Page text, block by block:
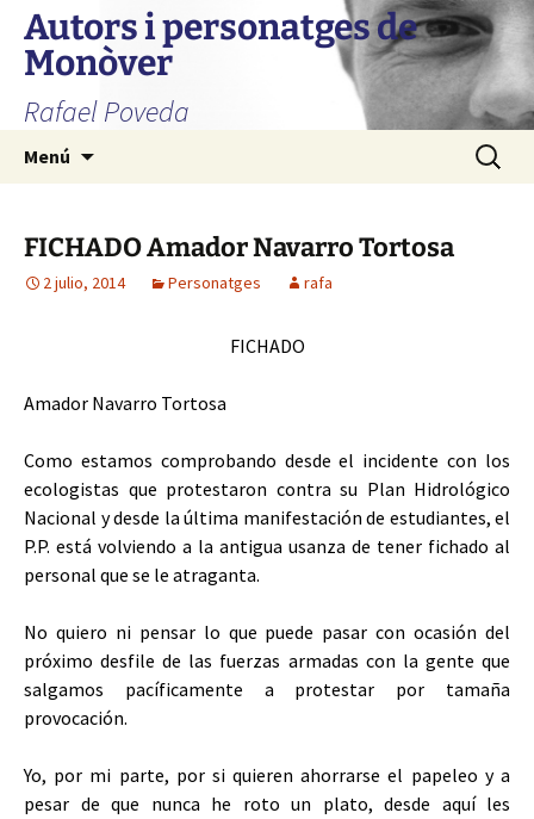
Autors i personatges de
Monòver
Rafael Poveda
Menú Buscar:
FICHADO Amador Navarro Tortosa
2 julio, 2014 Personatges rafa
FICHADO
Amador Navarro Tortosa
Como estamos comprobando desde el incidente con los
ecologistas que protestaron contra su Plan Hidrológico
Nacional y desde la última manifestación de estudiantes, el
P.P. está volviendo a la antigua usanza de tener fichado al
personal que se le atraganta.
No quiero ni pensar lo que puede pasar con ocasión del
próximo desfile de las fuerzas armadas con la gente que
salgamos pacíficamente a protestar por tamaña
provocación.
Yo, por mi parte, por si quieren ahorrarse el papeleo y a
pesar de que nunca he roto un plato, desde aquí les